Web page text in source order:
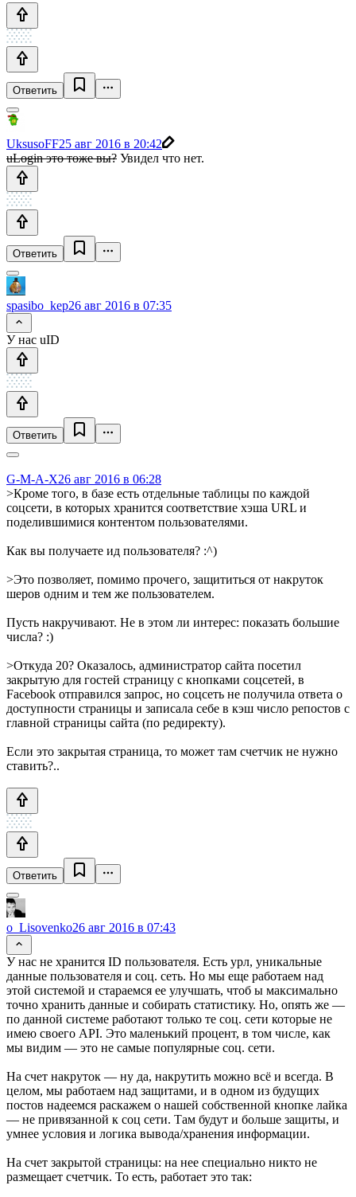
Ответить
UksusoFF25 авг 2016 в 20:42
uLogin это тоже вы? Увидел что нет.
Ответить
spasibo_kep26 авг 2016 в 07:35
У нас uID
Ответить
G-M-A-X26 авг 2016 в 06:28
>Кроме того, в базе есть отдельные таблицы по каждой
соцсети, в которых хранится соответствие хэша URL и
поделившимися контентом пользователями.
Как вы получаете ид пользователя? :^)
>Это позволяет, помимо прочего, защититься от накруток
шеров одним и тем же пользователем.
Пусть накручивают. Не в этом ли интерес: показать большие
числа? :)
>Откуда 20? Оказалось, администратор сайта посетил
закрытую для гостей страницу с кнопками соцсетей, в
Facebook отправился запрос, но соцсеть не получила ответа о
доступности страницы и записала себе в кэш число репостов с
главной страницы сайта (по редиректу).
Если это закрытая страница, то может там счетчик не нужно
ставить?..
Ответить
o_Lisovenko26 авг 2016 в 07:43
У нас не хранится ID пользователя. Есть урл, уникальные
данные пользователя и соц. сеть. Но мы еще работаем над
этой системой и стараемся ее улучшать, чтоб ы максимально
точно хранить данные и собирать статистику. Но, опять же —
по данной системе работают только те соц. сети которые не
имею своего API. Это маленький процент, в том числе, как
мы видим — это не самые популярные соц. сети.
На счет накруток — ну да, накрутить можно всё и всегда. В
целом, мы работаем над защитами, и в одном из будущих
постов надеемся раскажем о нашей собственной кнопке лайка
— не привязанной к соц сети. Там будут и больше защиты, и
умнее условия и логика вывода/хранения информации.
На счет закрытой страницы: на нее специально никто не
размещает счетчик. То есть, работает это так: